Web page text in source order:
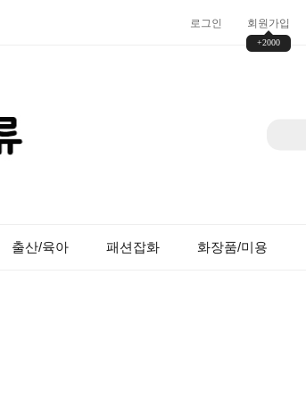
로그인 회원가입
+2000
출산/육아 패션잡화 화장품/미용